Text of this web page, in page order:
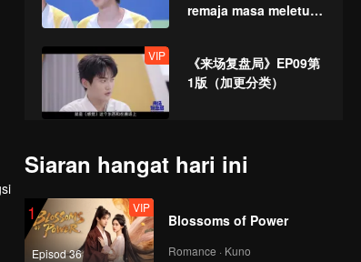
remaja masa meletup,
dikemas kini!
VIP
《来场复盘局》EP09第
1版（加更分类）
Semifinal Review(Part
1): AG VS JiuZhe
VIP
Semifinal Review(Part
Siaran hangat hari ini
1
Episod 36
VIP
Blossoms of Power
Romance · Kuno